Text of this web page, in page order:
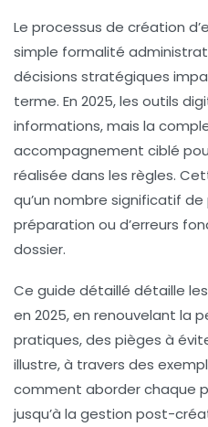
Le processus de création
simple formalité
décisions stratégiques
terme. En 2025, les outils
informations, mais la
accompagnement ciblé
réalisée dans les règles.
qu’un nombre significatif
préparation ou d’erreurs
dossier.
Ce guide détaillé détaille les
en 2025, en renouvelant la
pratiques, des pièges à
illustre, à travers des
comment aborder chaque
jusqu’à la gestion post-